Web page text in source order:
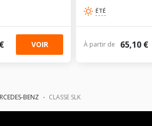
BENZ CLASSE SLK
VOIR
ÉTÉ
À partir de 65,10 €